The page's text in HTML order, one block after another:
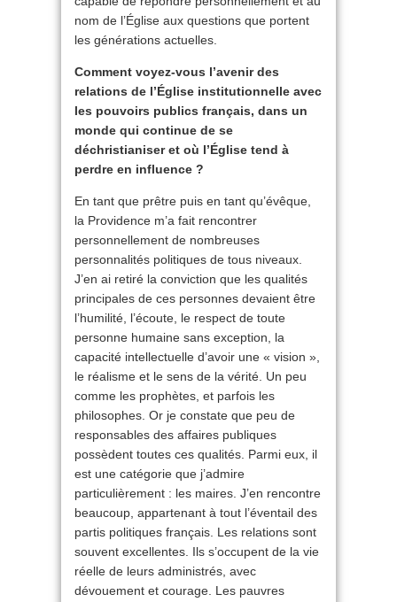
nom de l’Église aux questions que portent
les générations actuelles.
Comment voyez-vous l’avenir des
relations de l’Église institutionnelle avec
les pouvoirs publics français, dans un
monde qui continue de se
déchristianiser et où l’Église tend à
perdre en influence ?
En tant que prêtre puis en tant qu’évêque,
la Providence m’a fait rencontrer
personnellement de nombreuses
personnalités politiques de tous niveaux.
J’en ai retiré la conviction que les qualités
principales de ces personnes devaient être
l’humilité, l’écoute, le respect de toute
personne humaine sans exception, la
capacité intellectuelle d’avoir une « vision »,
le réalisme et le sens de la vérité. Un peu
comme les prophètes, et parfois les
philosophes. Or je constate que peu de
responsables des affaires publiques
possèdent toutes ces qualités. Parmi eux, il
est une catégorie que j’admire
particulièrement : les maires. J’en rencontre
beaucoup, appartenant à tout l’éventail des
partis politiques français. Les relations sont
souvent excellentes. Ils s’occupent de la vie
réelle de leurs administrés, avec
dévouement et courage. Les pauvres